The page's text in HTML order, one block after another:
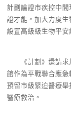
計劃論證市疾控中
證才能。加大力度
設置高級級生物平安
《計劃》還請求
館作為平戰聯合應
預留市級緊迫醫療
醫療救治。